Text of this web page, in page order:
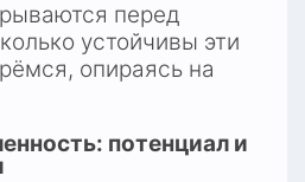
перед
устойчивы эти
опираясь на
потенциал и